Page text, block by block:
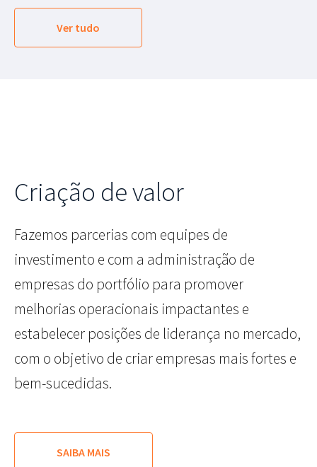
Ver tudo
Criação de valor
Fazemos parcerias com equipes de
investimento e com a administração de
empresas do portfólio para promover
melhorias operacionais impactantes e
estabelecer posições de liderança no mercado,
com o objetivo de criar empresas mais fortes e
bem-sucedidas.
SAIBA MAIS